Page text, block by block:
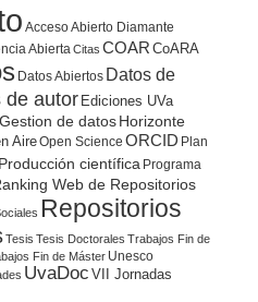
Acceso Abierto Diamante
Abierta Citas COAR CoARA
Datos Abiertos Datos de
de autor Ediciones UVa
Gestion de datosHorizonte
AireOpen Science ORCID Plan
Producción científica Programa
Web de Repositorios
Repositorios
Tesis Tesis Doctorales Trabajos Fin de
Fin de Máster Unesco
UvaDoc VII Jornadas